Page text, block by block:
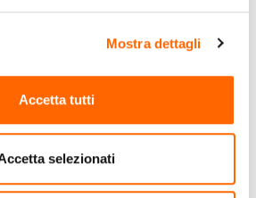
Mostra dettagli
Accetta tutti
selezionati
Testine Di Ricambio Con
Tecnologia
CleanMaximiser,
Confezione Da 9 Pezzi
€39,99(IVA incl.)
Vai al prodotto